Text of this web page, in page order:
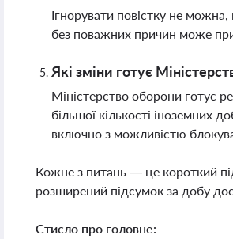
Ігнорувати повістку не можна,
без поважних причин може
Які зміни готує
Міністерство оборони готує
більшої кількості іноземних
включно з можливістю
Кожне з питань — це короткий
розширений підсумок за добу
Стисло про головне: